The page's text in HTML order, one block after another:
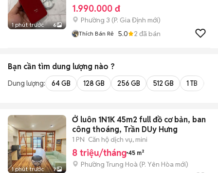
1 phút trước 6
1.990.000 đ
Phường 3 (P. Gia Định mới)
Thích Bán Rẻ 5.0 2 đã bán
Bạn cần tìm dung lượng nào ?
Dung lượng: 64 GB 128 GB 256 GB 512 GB 1 TB
1 phút trước 7
Ở luôn 1N1K 45m2 full đồ cơ bản, ban
công thoáng, Trần DUy Hưng
1 PN Căn hộ dịch vụ, mini
8 triệu/tháng 45 m²
Phường Trung Hoà (P. Yên Hòa mới)